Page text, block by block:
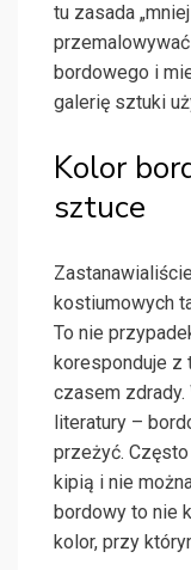
tu zasada
bordowego i
galerię sztuki
Kolor
sztuce
kostiumowych
To nie
koresponduje z
czasem
literatury –
przeżyć.
kipią i nie
bordowy to nie
kolor, przy